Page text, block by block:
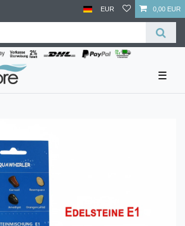
EUR 0,00 EUR
☰